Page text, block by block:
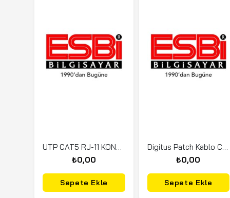
UTP CAT5 RJ-11 KONNEKTÖR
₺0,00
Sepete Ekle
Digitus Patch Kablo Cat6 Mavi (0.5m)
₺0,00
Sepete Ekle